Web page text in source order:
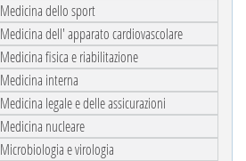
Medicina dello sport
Medicina dell' apparato cardiovascolare
Medicina fisica e riabilitazione
Medicina interna
Medicina legale e delle assicurazioni
Medicina nucleare
Microbiologia e virologia